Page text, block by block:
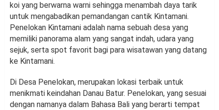
koi yang berwarna warni sehingga menambah daya tarik
untuk mengabadikan pemandangan cantik Kintamani.
Penelokan Kintamani adalah nama sebuah desa yang
memiliki panorama alam yang sangat indah, udara yang
sejuk, serta spot favorit bagi para wisatawan yang datang
ke Kintamani.
Di Desa Penelokan, merupakan lokasi terbaik untuk
menikmati keindahan Danau Batur. Penelokan, yang sesuai
dengan namanya dalam Bahasa Bali yang berarti tempat